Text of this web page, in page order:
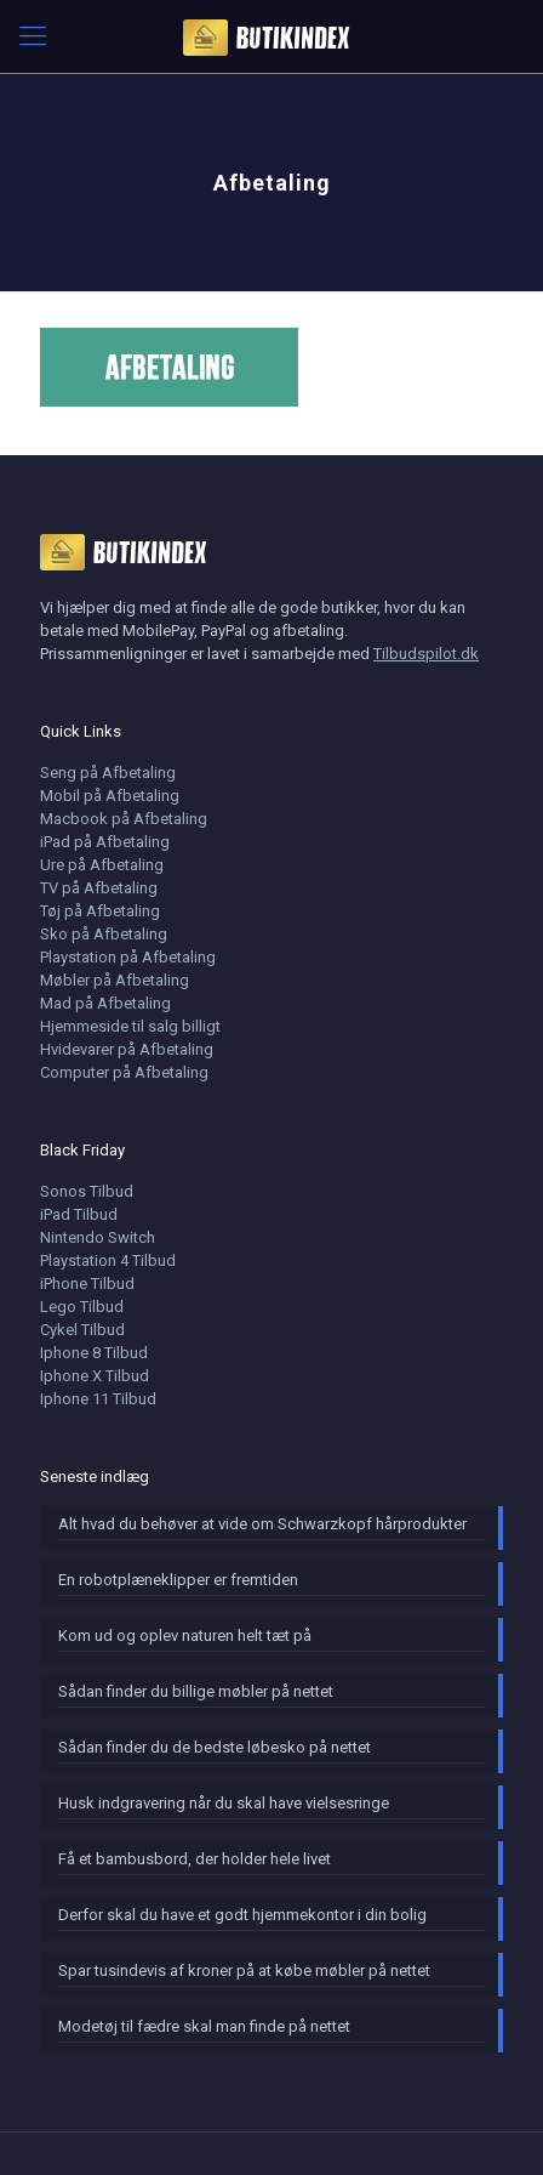
Afbetaling
Vi hjælper dig med at finde alle de gode butikker, hvor du kan
betale med MobilePay, PayPal og afbetaling.
Prissammenligninger er lavet i samarbejde med Tilbudspilot.dk
Quick Links
Seng på Afbetaling
Mobil på Afbetaling
Macbook på Afbetaling
iPad på Afbetaling
Ure på Afbetaling
TV på Afbetaling
Tøj på Afbetaling
Sko på Afbetaling
Playstation på Afbetaling
Møbler på Afbetaling
Mad på Afbetaling
Hjemmeside til salg billigt
Hvidevarer på Afbetaling
Computer på Afbetaling
Black Friday
Sonos Tilbud
iPad Tilbud
Nintendo Switch
Playstation 4 Tilbud
iPhone Tilbud
Lego Tilbud
Cykel Tilbud
Iphone 8 Tilbud
Iphone X Tilbud
Iphone 11 Tilbud
Seneste indlæg
Alt hvad du behøver at vide om Schwarzkopf hårprodukter
En robotplæneklipper er fremtiden
Kom ud og oplev naturen helt tæt på
Sådan finder du billige møbler på nettet
Sådan finder du de bedste løbesko på nettet
Husk indgravering når du skal have vielsesringe
Få et bambusbord, der holder hele livet
Derfor skal du have et godt hjemmekontor i din bolig
Spar tusindevis af kroner på at købe møbler på nettet
Modetøj til fædre skal man finde på nettet